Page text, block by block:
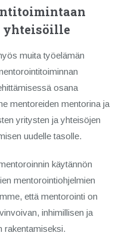
muita työelämän
osana
mentoreiden mentorina ja
yritysten ja yhteisöjen
uudelle tasolle.
käytännön
mentorointiohjelmien
että mentorointi on
inhimillisen ja
rakentamiseksi.